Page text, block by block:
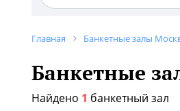
Главная Банкетные залы
Банкетные
Найдено 1 банкетный зал